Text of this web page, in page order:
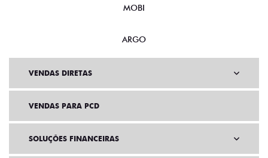
MOBI
ARGO
VENDAS DIRETAS
VENDAS PARA PCD
SOLUÇÕES FINANCEIRAS